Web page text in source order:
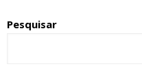
Pesquisar